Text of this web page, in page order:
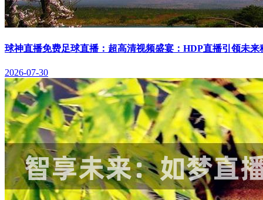
球神直播免费足球直播：超高清视频盛宴：HDP直播引领未来
2026-07-30